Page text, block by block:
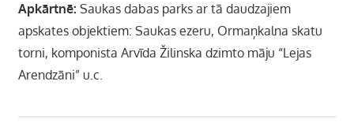
Apkārtnē: Saukas dabas parks ar tā daudzajiem
apskates objektiem: Saukas ezeru, Ormaņkalna skatu
torni, komponista Arvīda Žilinska dzimto māju “Lejas
Arendzāni” u.c.